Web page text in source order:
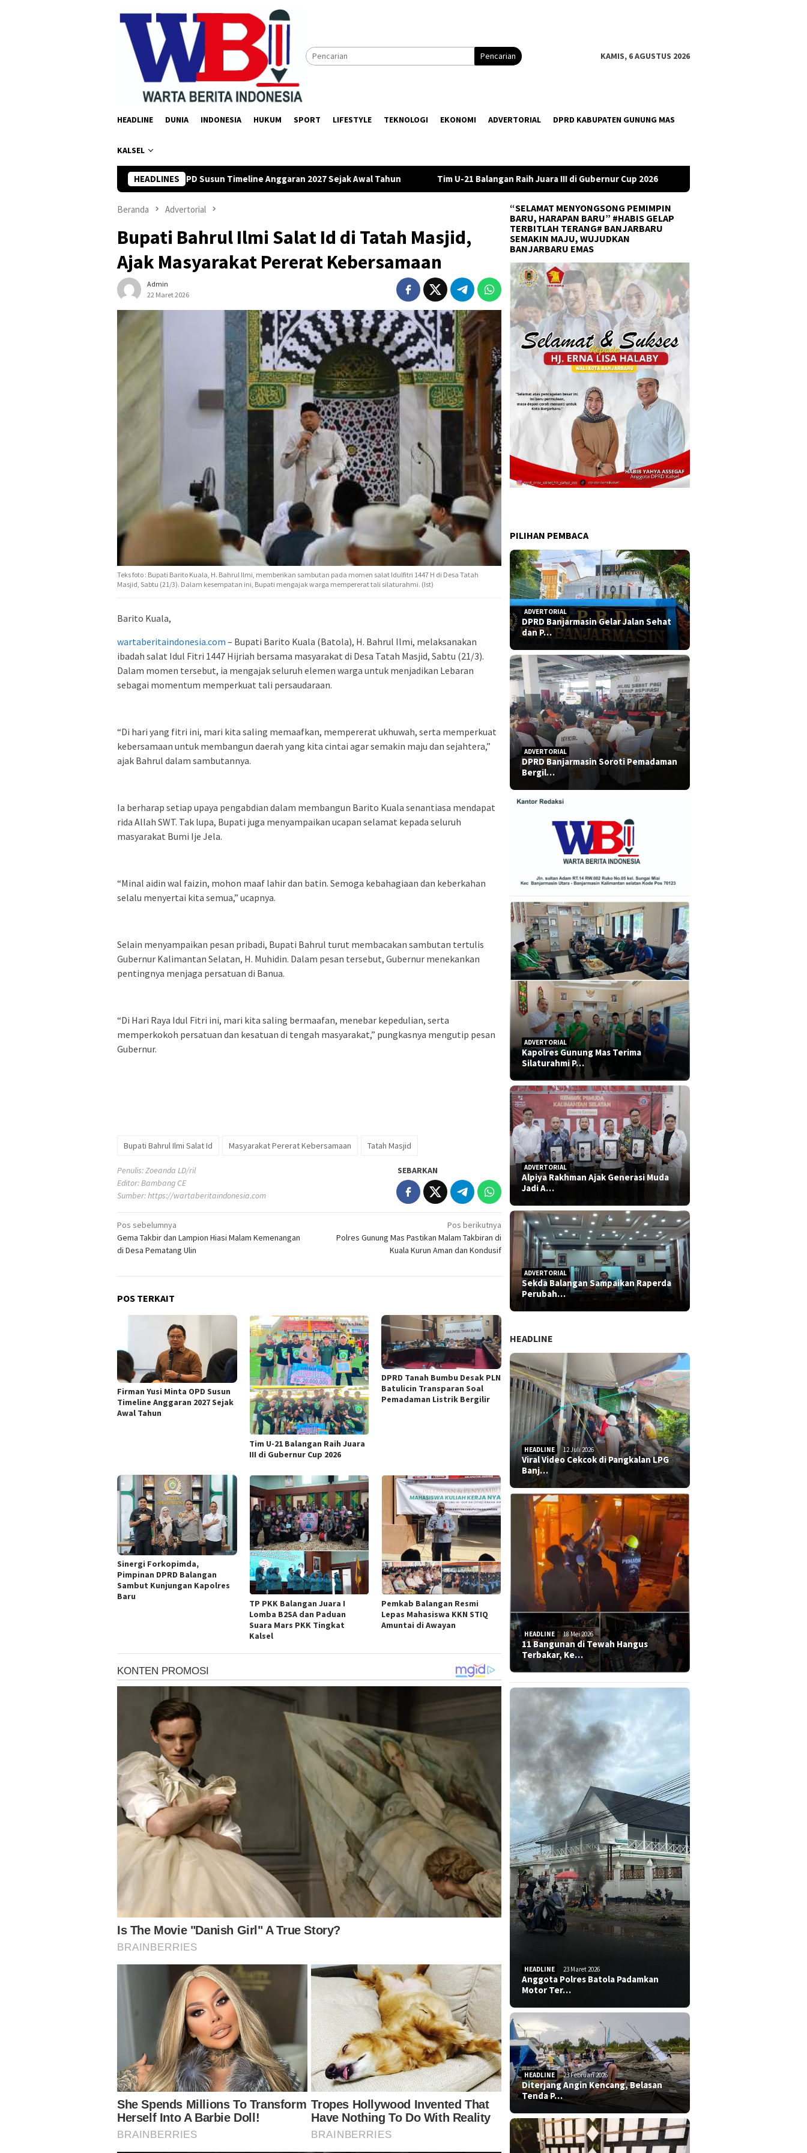
Pencarian KAMIS, 6 AGUSTUS 2026
HEADLINE DUNIA INDONESIA HUKUM SPORT LIFESTYLE TEKNOLOGI EKONOMI ADVERTORIAL DPRD KABUPATEN GUNUNG MAS
KALSEL
HEADLINES
Yusi Minta OPD Susun Timeline Anggaran 2027 Sejak Awal Tahun Tim U-21 Balangan Raih Juara III di Gubernur Cup 2026 DPRD Tanah Bumbu Desak PLN Batulicin Transparan
Beranda Advertorial
Bupati Bahrul Ilmi Salat Id di Tatah Masjid,
Ajak Masyarakat Pererat Kebersamaan
Admin
22 Maret 2026
Teks foto : Bupati Barito Kuala, H. Bahrul Ilmi, memberikan sambutan pada momen salat Idulfitri 1447 H di Desa Tatah
Masjid, Sabtu (21/3). Dalam kesempatan ini, Bupati mengajak warga mempererat tali silaturahmi. (Ist)
Barito Kuala,
wartaberitaindonesia.com – Bupati Barito Kuala (Batola), H. Bahrul Ilmi, melaksanakan
ibadah salat Idul Fitri 1447 Hijriah bersama masyarakat di Desa Tatah Masjid, Sabtu (21/3).
Dalam momen tersebut, ia mengajak seluruh elemen warga untuk menjadikan Lebaran
sebagai momentum memperkuat tali persaudaraan.
“Di hari yang fitri ini, mari kita saling memaafkan, mempererat ukhuwah, serta memperkuat
kebersamaan untuk membangun daerah yang kita cintai agar semakin maju dan sejahtera,”
ajak Bahrul dalam sambutannya.
Ia berharap setiap upaya pengabdian dalam membangun Barito Kuala senantiasa mendapat
rida Allah SWT. Tak lupa, Bupati juga menyampaikan ucapan selamat kepada seluruh
masyarakat Bumi Ije Jela.
“Minal aidin wal faizin, mohon maaf lahir dan batin. Semoga kebahagiaan dan keberkahan
selalu menyertai kita semua,” ucapnya.
Selain menyampaikan pesan pribadi, Bupati Bahrul turut membacakan sambutan tertulis
Gubernur Kalimantan Selatan, H. Muhidin. Dalam pesan tersebut, Gubernur menekankan
pentingnya menjaga persatuan di Banua.
“Di Hari Raya Idul Fitri ini, mari kita saling bermaafan, menebar kepedulian, serta
memperkokoh persatuan dan kesatuan di tengah masyarakat,” pungkasnya mengutip pesan
Gubernur.
Bupati Bahrul Ilmi Salat Id Masyarakat Pererat Kebersamaan Tatah Masjid
Penulis: Zoeanda LD/ril
Editor: Bambang CE
Sumber:https://wartaberitaindonesia.com
SEBARKAN
Navigasi
pos
Pos sebelumnya
Gema Takbir dan Lampion Hiasi Malam Kemenangan
di Desa Pematang Ulin
Pos berikutnya
Polres Gunung Mas Pastikan Malam Takbiran di
Kuala Kurun Aman dan Kondusif
POS TERKAIT
Firman Yusi Minta OPD Susun
Timeline Anggaran 2027 Sejak
Awal Tahun
Tim U-21 Balangan Raih Juara
III di Gubernur Cup 2026
DPRD Tanah Bumbu Desak PLN
Batulicin Transparan Soal
Pemadaman Listrik Bergilir
Sinergi Forkopimda,
Pimpinan DPRD Balangan
Sambut Kunjungan Kapolres
Baru
TP PKK Balangan Juara I
Lomba B2SA dan Paduan
Suara Mars PKK Tingkat
Kalsel
Pemkab Balangan Resmi
Lepas Mahasiswa KKN STIQ
Amuntai di Awayan
“SELAMAT MENYONGSONG PEMIMPIN
BARU, HARAPAN BARU” #HABIS GELAP
TERBITLAH TERANG# BANJARBARU
SEMAKIN MAJU, WUJUDKAN
BANJARBARU EMAS
PILIHAN PEMBACA
ADVERTORIAL
DPRD Banjarmasin Gelar Jalan Sehat
dan P…
ADVERTORIAL
DPRD Banjarmasin Soroti Pemadaman
Bergil…
ADVERTORIAL
Kapolres Gunung Mas Terima
Silaturahmi P…
ADVERTORIAL
Alpiya Rakhman Ajak Generasi Muda
Jadi A…
ADVERTORIAL
Sekda Balangan Sampaikan Raperda
Perubah…
HEADLINE
HEADLINE 12 Juli 2026
Viral Video Cekcok di Pangkalan LPG
Banj…
HEADLINE 18 Mei 2026
11 Bangunan di Tewah Hangus
Terbakar, Ke…
HEADLINE 23 Maret 2026
Anggota Polres Batola Padamkan
Motor Ter…
HEADLINE 23 Februari 2026
Diterjang Angin Kencang, Belasan
Tenda P…